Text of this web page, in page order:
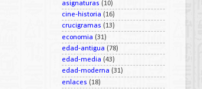
asignaturas (10)
cine-historia (16)
crucigramas (13)
economia (31)
edad-antigua (78)
edad-media (43)
edad-moderna (31)
enlaces (18)